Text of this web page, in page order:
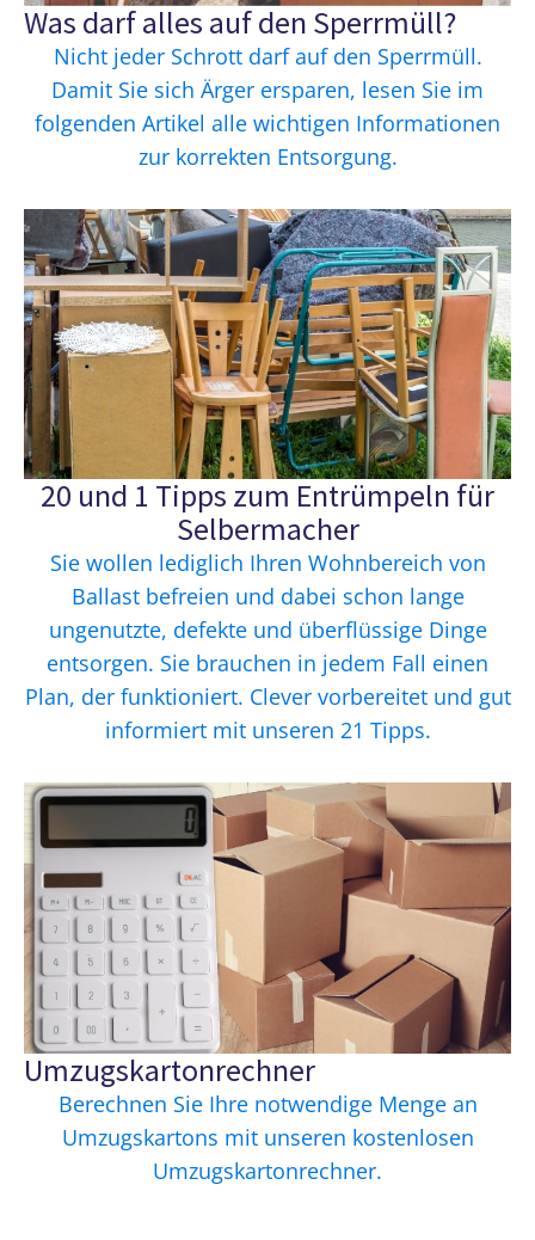
Was darf alles auf den Sperrmüll?
Nicht jeder Schrott darf auf den Sperrmüll.
Damit Sie sich Ärger ersparen, lesen Sie im
folgenden Artikel alle wichtigen Informationen
zur korrekten Entsorgung.
20 und 1 Tipps zum Entrümpeln für
Selbermacher
Sie wollen lediglich Ihren Wohnbereich von
Ballast befreien und dabei schon lange
ungenutzte, defekte und überflüssige Dinge
entsorgen. Sie brauchen in jedem Fall einen
Plan, der funktioniert. Clever vorbereitet und gut
informiert mit unseren 21 Tipps.
Umzugskartonrechner
Berechnen Sie Ihre notwendige Menge an
Umzugskartons mit unseren kostenlosen
Umzugskartonrechner.